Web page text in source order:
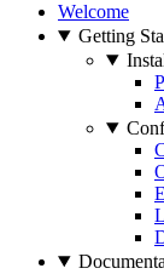
Welcome
Getting